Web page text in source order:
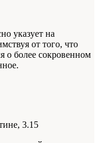
указует на
от того, что
о более сокровенном
3.15